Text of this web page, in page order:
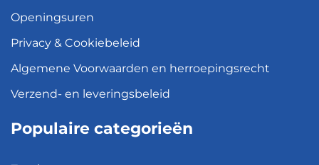
Openingsuren
Privacy & Cookiebeleid
Algemene Voorwaarden en herroepingsrecht
Verzend- en leveringsbeleid
Populaire categorieën